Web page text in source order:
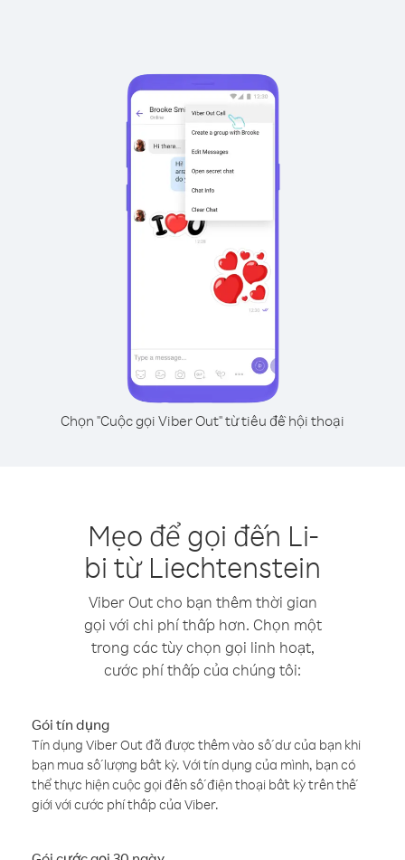
Chọn "Cuộc gọi Viber Out" từ tiêu đề hội thoại
Mẹo để gọi đến Li-
bi từ Liechtenstein
Viber Out cho bạn thêm thời gian
gọi với chi phí thấp hơn. Chọn một
trong các tùy chọn gọi linh hoạt,
cước phí thấp của chúng tôi:
Gói tín dụng
Tín dụng Viber Out đã được thêm vào số dư của bạn khi
bạn mua số lượng bất kỳ. Với tín dụng của mình, bạn có
thể thực hiện cuộc gọi đến số điện thoại bất kỳ trên thế
giới với cước phí thấp của Viber.